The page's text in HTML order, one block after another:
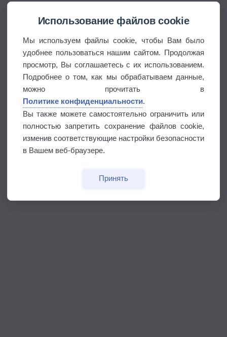
Использование файлов cookie
Мы используем файлы cookie, чтобы Вам было
удобнее пользоваться нашим сайтом. Продолжая
просмотр, Вы соглашаетесь с их использованием.
Подробнее о том, как мы обрабатываем данные,
можно прочитать в
Политике конфиденциальности.
Вы также можете самостоятельно ограничить или
полностью запретить сохранение файлов cookie,
изменив соответствующие настройки безопасности
в Вашем веб-браузере.
Принять